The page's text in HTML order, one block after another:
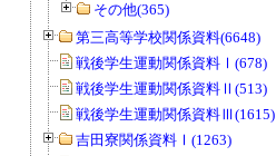
その他(365)
第三高等学校関係資料(6648)
戦後学生運動関係資料Ⅰ(678)
戦後学生運動関係資料Ⅱ(513)
戦後学生運動関係資料Ⅲ(1615)
吉田寮関係資料Ⅰ(1263)